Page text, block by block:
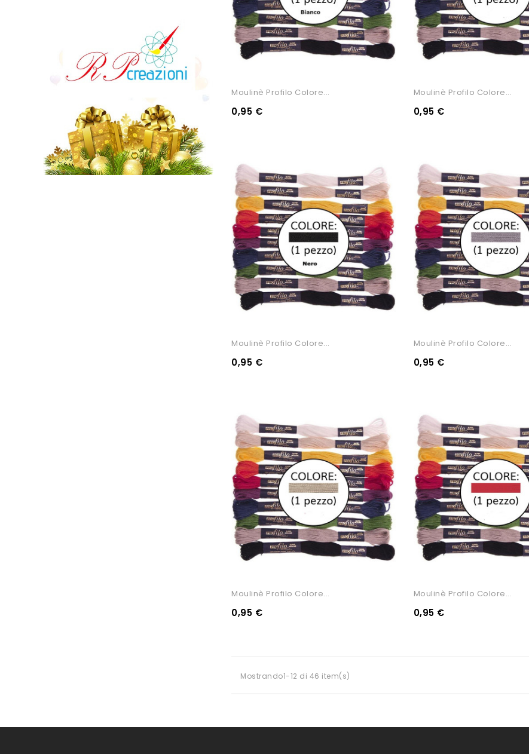
Moulinè Profilo Colore...
0,95 €
Moulinè Profilo Colore...
0,95 €
Moulinè Profilo Colore...
0,95 €
Moulinè Profilo Colore...
0,95 €
Moulinè Profilo Colore...
0,95 €
Moulinè Profilo Colore...
0,95 €
Mostrando1-12 di 46 item(s)